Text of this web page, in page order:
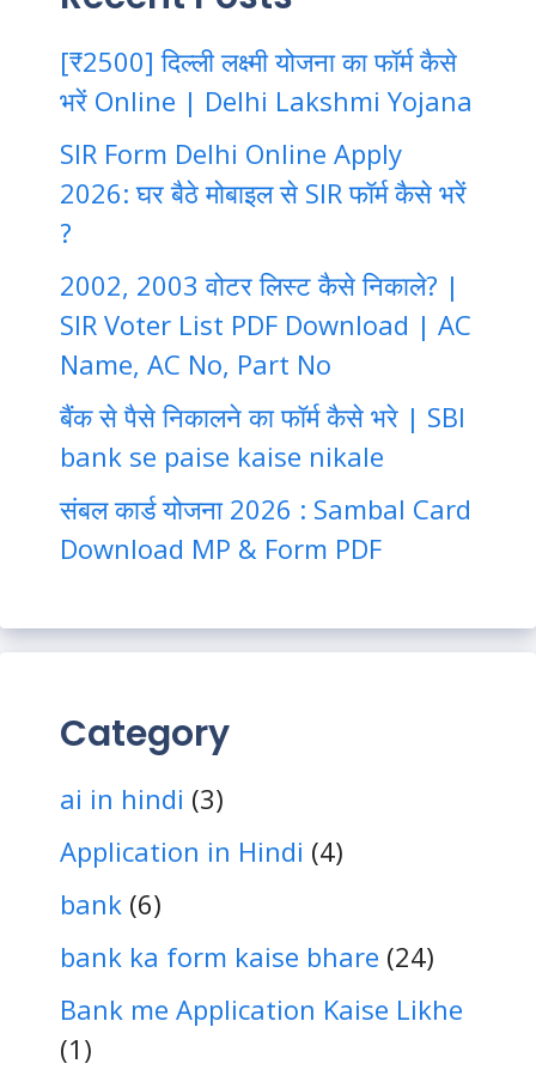
[₹2500] दिल्ली लक्ष्मी योजना का फॉर्म कैसे
भरें Online | Delhi Lakshmi Yojana
SIR Form Delhi Online Apply
2026: घर बैठे मोबाइल से SIR फॉर्म कैसे भरें
?
2002, 2003 वोटर लिस्ट कैसे निकाले? |
SIR Voter List PDF Download | AC
Name, AC No, Part No
बैंक से पैसे निकालने का फॉर्म कैसे भरे | SBI
bank se paise kaise nikale
संबल कार्ड योजना 2026 : Sambal Card
Download MP & Form PDF
Category
ai in hindi (3)
Application in Hindi (4)
bank (6)
bank ka form kaise bhare (24)
Bank me Application Kaise Likhe
(1)